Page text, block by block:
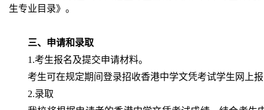
生专业目录》。
三、申请和录取
1.考生报名及提交申请材料。
考生可在规定期间登录招收香港中学文凭考试学生网上
2.录取